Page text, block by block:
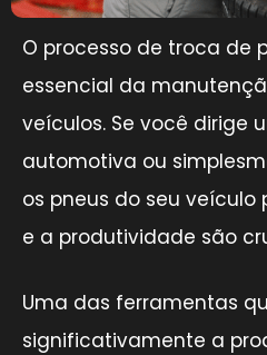
O processo de troca de
essencial da
veículos. Se você dirige
automotiva ou
os pneus do seu veículo
e a produtividade são
Uma das ferramentas
significativamente a